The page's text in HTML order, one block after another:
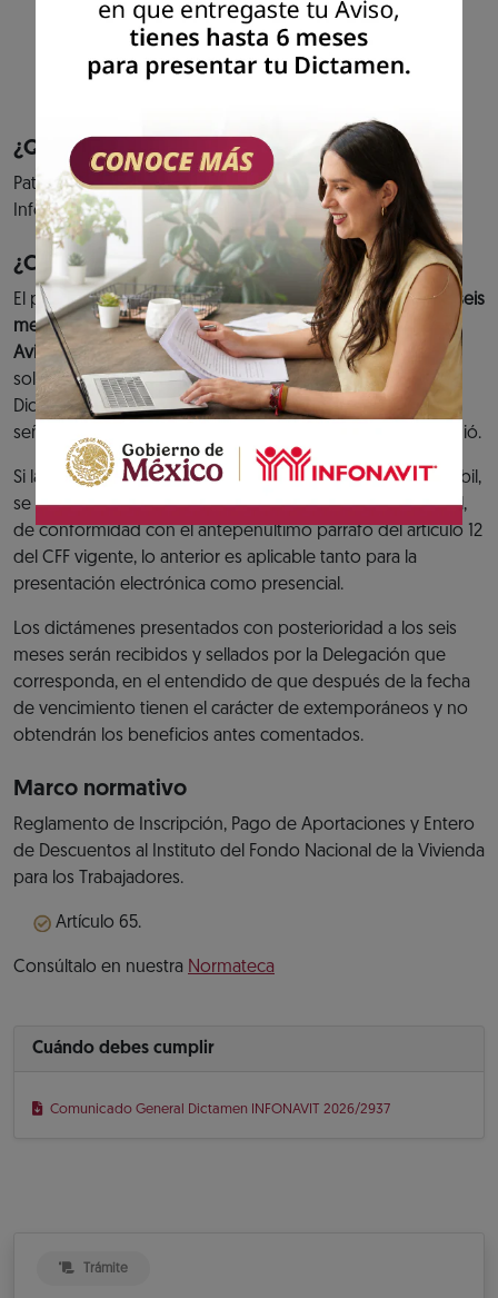
cumplimiento de tus aportaciones al fondo
de vivienda y entero de descuentos para
amortización de créditos.
¿Quiénes pueden acceder al servicio?
Patrones que hayan presentado el aviso de Dictamen
Infonavit.
¿Cuándo debes cumplir?
El plazo para presentar elDictamen Infonavit es de hasta seis
meses contados a partir de la fecha de presentación del
Aviso de Dictamen Infonavit.O bien, en caso de haber
solicitado una prórroga y ésta se hubiera concedido, el
Dictamen se tiene que presentar dentro de la fecha
señalada en el Oficio de prórroga que el Instituto le expidió.
Si la fecha límite para presentar el Dictamen es un día inhábil,
se prorroga el plazo para presentarlo al siguiente día hábil,
de conformidad con el antepenúltimo párrafo del artículo 12
del CFF vigente, lo anterior es aplicable tanto para la
presentación electrónica como presencial.
Los dictámenes presentados con posterioridad a los seis
meses serán recibidos y sellados por la Delegación que
corresponda, en el entendido de que después de la fecha
de vencimiento tienen el carácter de extemporáneos y no
obtendrán los beneficios antes comentados.
Marco normativo
Reglamento de Inscripción, Pago de Aportaciones y Entero
de Descuentos al Instituto del Fondo Nacional de la Vivienda
para los Trabajadores.
Artículo 65.
Consúltalo en nuestra Normateca
Cuándo debes cumplir
Comunicado General Dictamen INFONAVIT 2026/2937
Trámite